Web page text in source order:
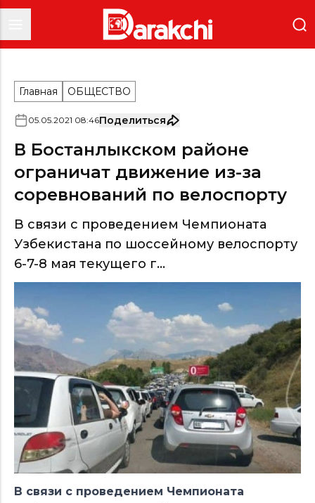
Главная ОБЩЕСТВО
05.05.2021 08:46Поделиться
В Бостанлыкском районе
ограничат движение из-за
соревнований по велоспорту
В связи с проведением Чемпионата
Узбекистана по шоссейному велоспорту
6-7-8 мая текущего г...
В связи с проведением Чемпионата